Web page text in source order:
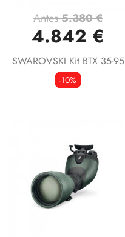
Antes5.380 €
4.842 €
SWAROVSKI Kit BTX 35-95
-10%